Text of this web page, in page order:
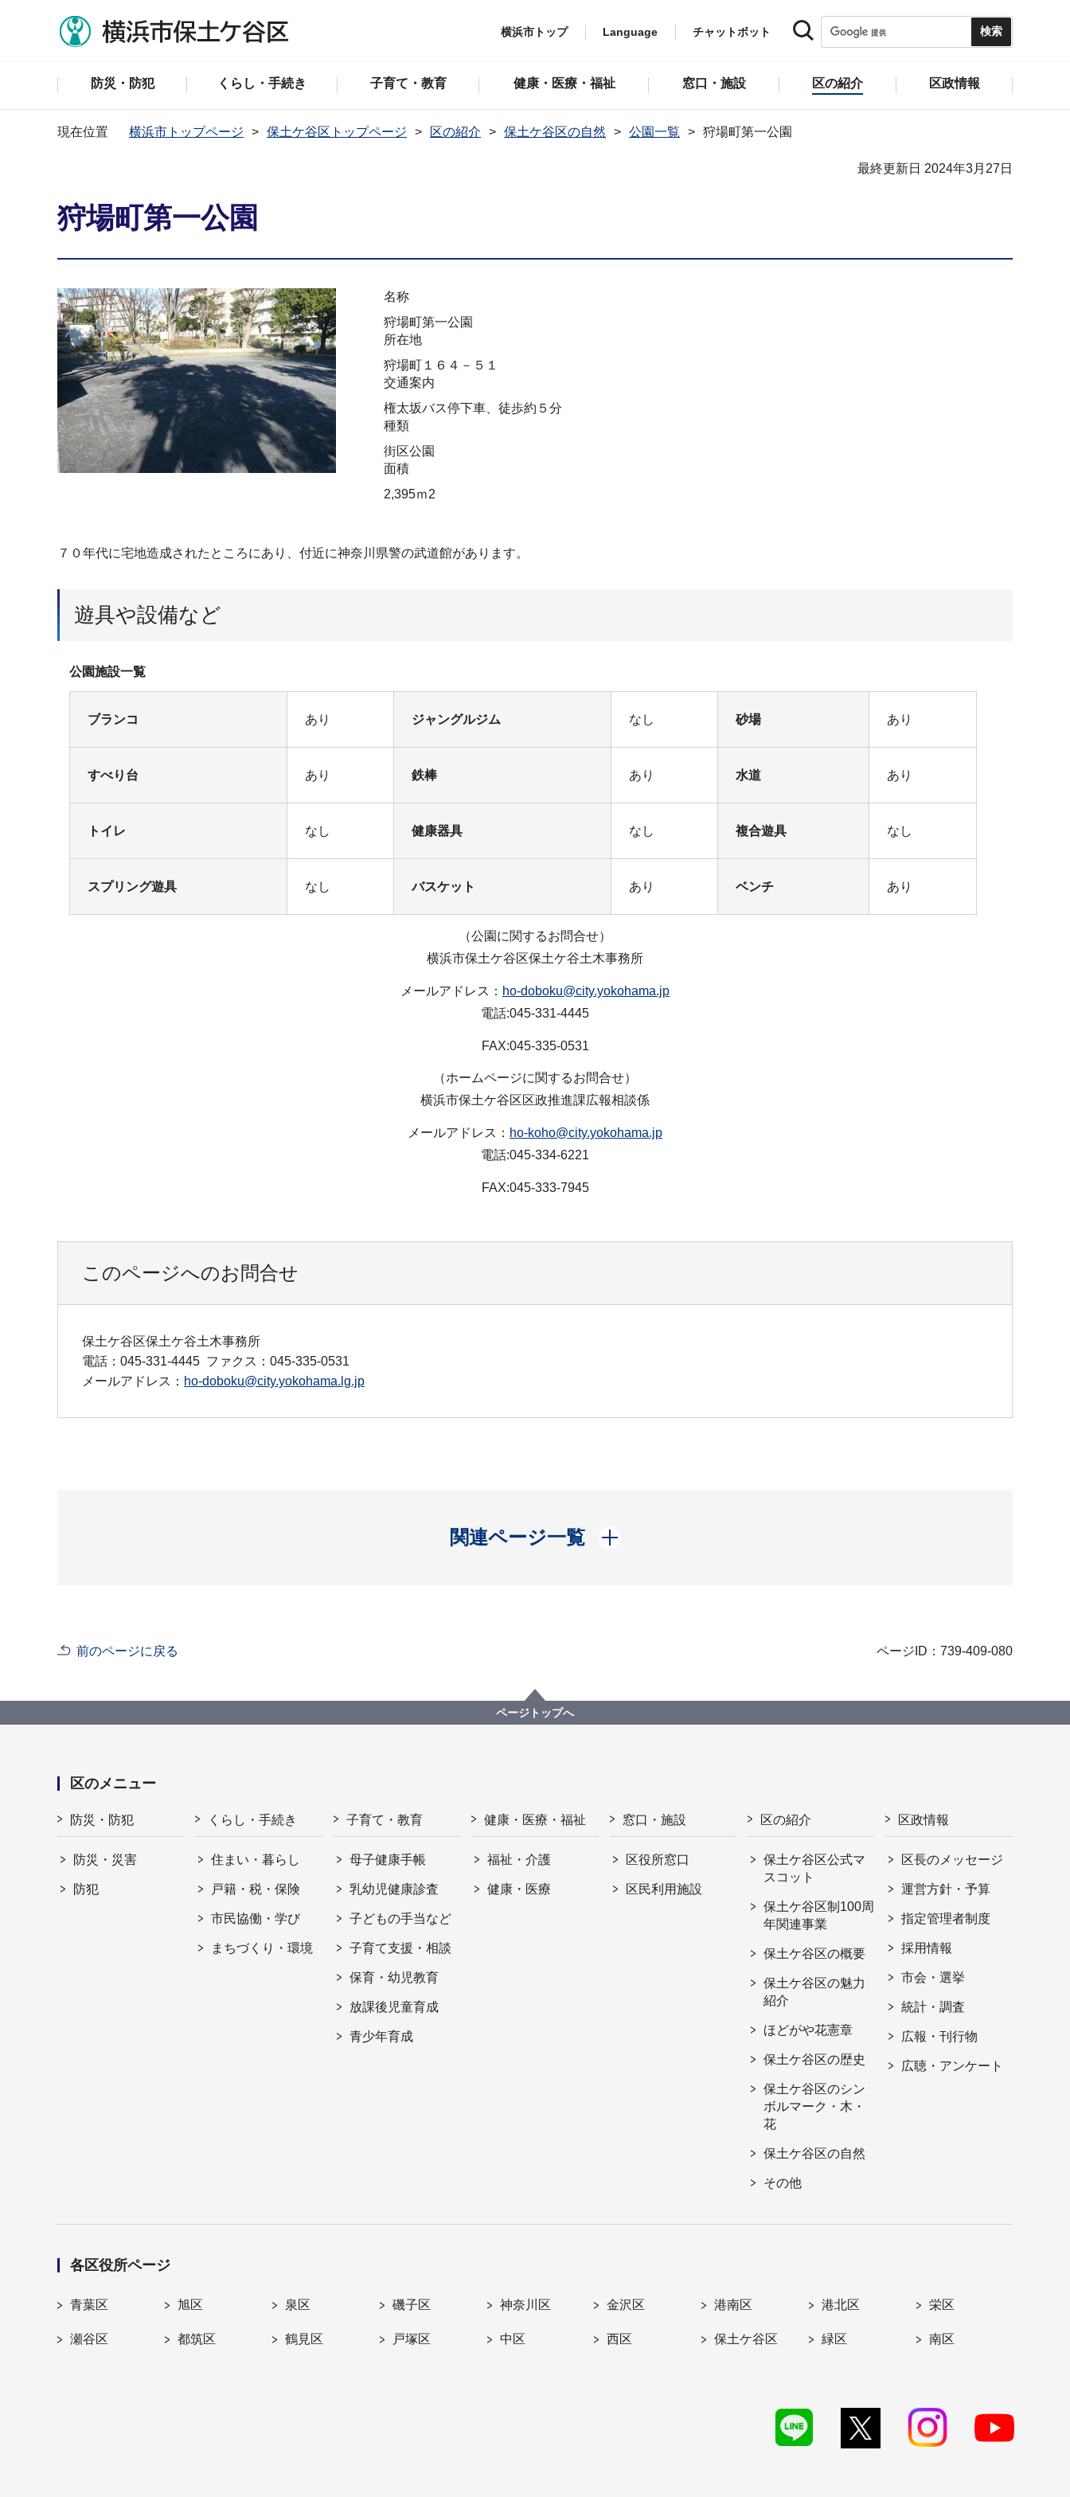
横浜市トップ Language チャットボット
防災・防犯 くらし・手続き 子育て・教育 健康・医療・福祉 窓口・施設 区の紹介 区政情報
現在位置 横浜市トップページ 保土ケ谷区トップページ 区の紹介 保土ケ谷区の自然 公園一覧 狩場町第一公園
最終更新日 2024年3月27日
狩場町第一公園
名称
狩場町第一公園
所在地
狩場町１６４－５１
交通案内
権太坂バス停下車、徒歩約５分
種類
街区公園
面積
2,395ｍ2
７０年代に宅地造成されたところにあり、付近に神奈川県警の武道館があります。
遊具や設備など
公園施設一覧
ブランコ あり ジャングルジム なし 砂場 あり
すべり台 あり 鉄棒 あり 水道 あり
トイレ なし 健康器具 なし 複合遊具 なし
スプリング遊具 なし バスケット あり ベンチ あり
（公園に関するお問合せ）
横浜市保土ケ谷区保土ケ谷土木事務所
メールアドレス： ho-doboku@city.yokohama.jp
電話:045-331-4445
FAX:045-335-0531
（ホームページに関するお問合せ）
横浜市保土ケ谷区区政推進課広報相談係
メールアドレス： ho-koho@city.yokohama.jp
電話:045-334-6221
FAX:045-333-7945
このページへのお問合せ
保土ケ谷区保土ケ谷土木事務所
電話：045-331-4445 ファクス：045-335-0531
メールアドレス： ho-doboku@city.yokohama.lg.jp
関連ページ一覧
開く
前のページに戻る ページID：739-409-080
ページトップへ
区のメニュー
防災・防犯
防災・災害
防犯
くらし・手続き
住まい・暮らし
戸籍・税・保険
市民協働・学び
まちづくり・環境
子育て・教育
母子健康手帳
乳幼児健康診査
子どもの手当など
子育て支援・相談
保育・幼児教育
放課後児童育成
青少年育成
健康・医療・福祉
福祉・介護
健康・医療
窓口・施設
区役所窓口
区民利用施設
区の紹介
保土ケ谷区公式マ
スコット
保土ケ谷区制100周
年関連事業
保土ケ谷区の概要
保土ケ谷区の魅力
紹介
ほどがや花憲章
保土ケ谷区の歴史
保土ケ谷区のシン
ボルマーク・木・
花
保土ケ谷区の自然
その他
区政情報
区長のメッセージ
運営方針・予算
指定管理者制度
採用情報
市会・選挙
統計・調査
広報・刊行物
広聴・アンケート
各区役所ページ
青葉区 旭区 泉区 磯子区 神奈川区 金沢区 港南区 港北区 栄区
瀬谷区 都筑区 鶴見区 戸塚区 中区 西区 保土ケ谷区 緑区 南区